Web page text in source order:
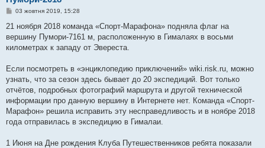
П
в
д
о
е
н
я
03 жовтня 2019, 15:28
21 ноября 2018 команда «Спорт-Марафона» подняла флаг на
вершину Пумори-7161 м, расположенную в Гималаях в восьми
километрах к западу от Эвереста.
Если посмотреть в «энциклопедию приключений» wiki.risk.ru, можно
узнать, что за сезон здесь бывает до 20 экспедиций. Вот только
отчётов, подробных фотографий маршрута и другой технической
информации про данную вершину в Интернете нет. Команда «Спорт-
Марафон» решила исправить эту несправедливость и в ноябре 2018
года отправилась в экспедицию в Гималаи.
1 Июня на Дне рождения Клуба Путешественников ребята показали